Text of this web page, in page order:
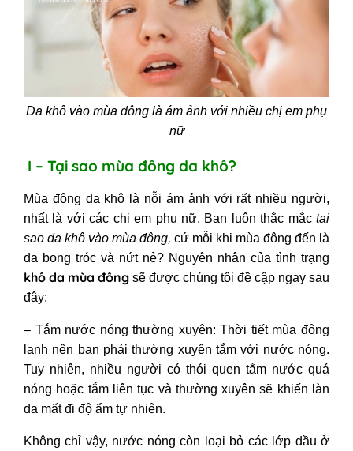
Da khô vào mùa đông là ám ảnh với nhiều chị em phụ
nữ
I – Tại sao mùa đông da khô?
Mùa đông da khô là nỗi ám ảnh với rất nhiều người,
nhất là với các chị em phụ nữ. Bạn luôn thắc mắc tại
sao da khô vào mùa đông, cứ mỗi khi mùa đông đến là
da bong tróc và nứt nẻ? Nguyên nhân của tình trạng
khô da mùa đông sẽ được chúng tôi đề cập ngay sau
đây:
– Tắm nước nóng thường xuyên: Thời tiết mùa đông
lạnh nên bạn phải thường xuyên tắm với nước nóng.
Tuy nhiên, nhiều người có thói quen tắm nước quá
nóng hoặc tắm liên tục và thường xuyên sẽ khiến làn
da mất đi độ ẩm tự nhiên.
Không chỉ vậy, nước nóng còn loại bỏ các lớp dầu ở